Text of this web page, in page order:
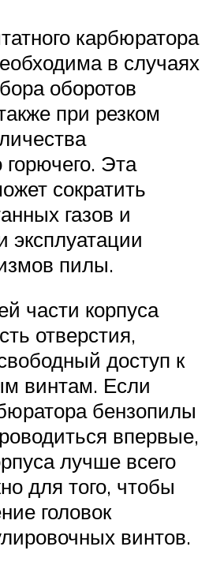
карбюратора
в случаях
оборотов
при резком
горючего. Эта
сократить
газов и
эксплуатации
пилы.
части корпуса
отверстия,
доступ к
винтам. Если
бензопилы
впервые,
лучше всего
для того, чтобы
головок
винтов.